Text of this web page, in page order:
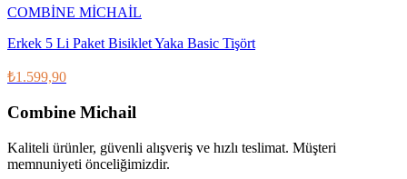
COMBİNE MİCHAİL
Erkek 5 Li Paket Bisiklet Yaka Basic Tişört
₺1.599,90
Combine Michail
Kaliteli ürünler, güvenli alışveriş ve hızlı teslimat. Müşteri
memnuniyeti önceliğimizdir.